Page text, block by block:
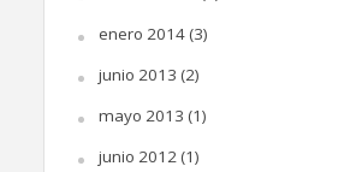
enero 2014(3)
junio 2013 (2)
mayo 2013 (1)
junio 2012(1)